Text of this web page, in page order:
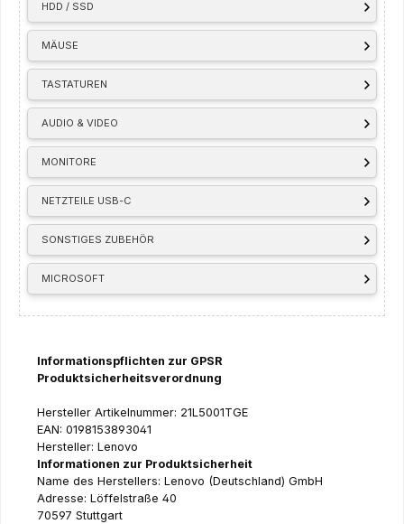
HDD / SSD
MÄUSE
TASTATUREN
AUDIO & VIDEO
MONITORE
NETZTEILE USB-C
SONSTIGES ZUBEHÖR
MICROSOFT
Informationspflichten zur GPSR
Produktsicherheitsverordnung
Hersteller Artikelnummer: 21L5001TGE
EAN: 0198153893041
Hersteller: Lenovo
Informationen zur Produktsicherheit
Name des Herstellers: Lenovo (Deutschland) GmbH
Adresse: Löffelstraße 40
70597 Stuttgart